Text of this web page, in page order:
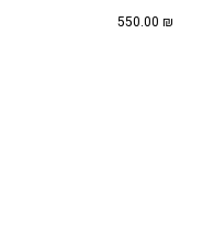
550.00 ₪